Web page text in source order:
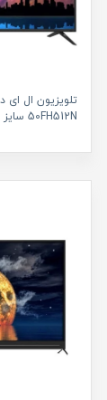
50FH512N سایز 50 اینچ